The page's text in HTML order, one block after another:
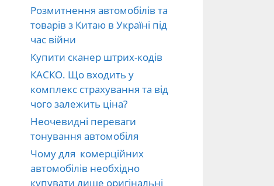
Розмитнення автомобілів та
товарів з Китаю в Україні під
час війни
Купити сканер штрих-кодів
КАСКО. Що входить у
комплекс страхування та від
чого залежить ціна?
Неочевидні переваги
тонування автомобіля
Чому для комерційних
автомобілів необхідно
купувати лише оригінальні